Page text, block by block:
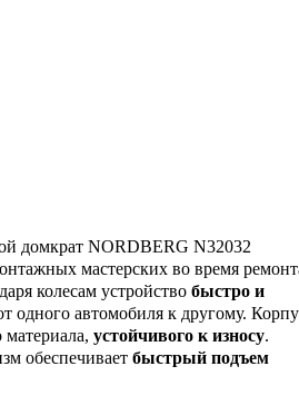
домкрат NORDBERG N32032
мастерских во время
колесам устройство быстро и
одного автомобиля к другому.
устойчивого к износу.
обеспечивает быстрый подъем